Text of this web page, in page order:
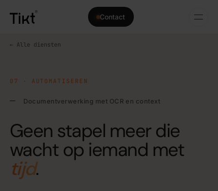
Contact
← Alle diensten
07 · AUTOMATISEREN
Documentverwerking met OCR en context
Geen stapel meer die
wacht op iemand met
tijd.